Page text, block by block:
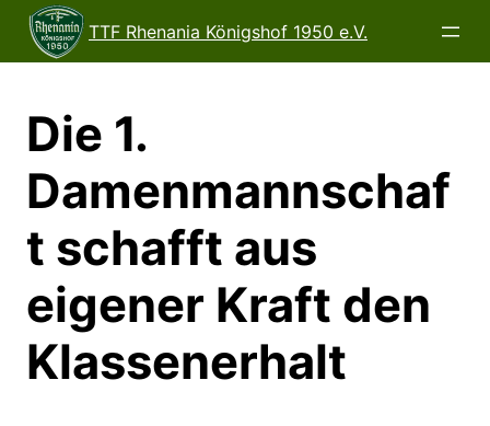
Direkt
zum
Inhalt
TTF Rhenania Königshof 1950 e.V.
Die 1.
Damenmannschaf
t schafft aus
eigener Kraft den
Klassenerhalt